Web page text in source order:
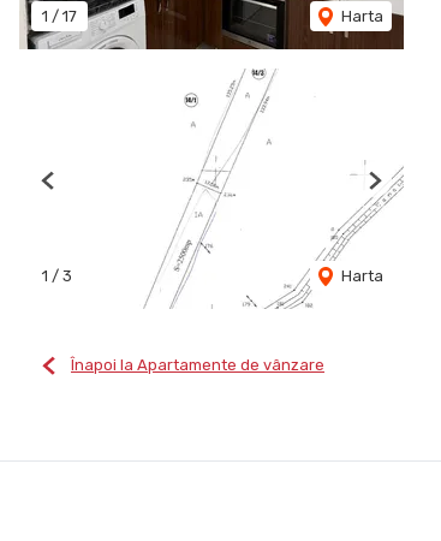
1 / 17 Harta
1 / 3 Harta
Previous Next
Înapoi la Apartamente de vânzare